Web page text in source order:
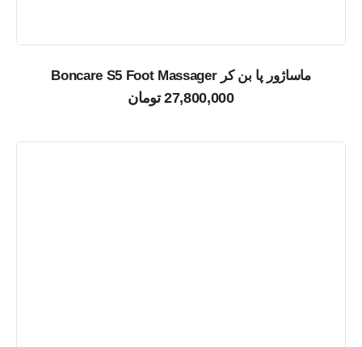
ماساژور پا بن کر Boncare S5 Foot Massager
27,800,000 تومان